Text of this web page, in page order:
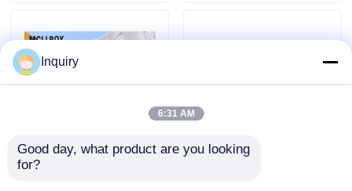
ニュース
引用を要求しなさい
建設工学2.5トンの車
Inquiry
6:31 AM
Good day, what product are you looking
for?